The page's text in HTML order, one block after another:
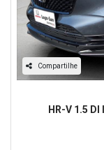
Compartilhe
HR-V 1.5 DI